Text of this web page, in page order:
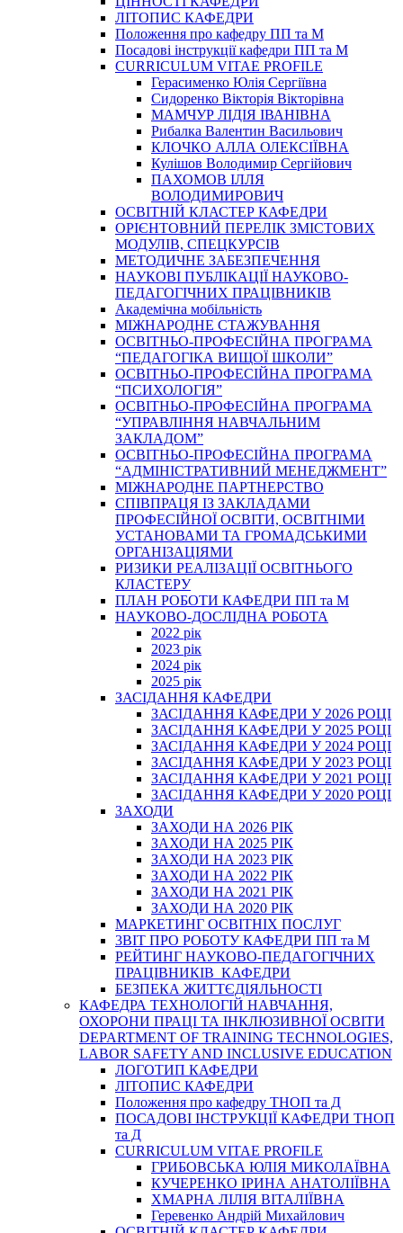
ЛІТОПИС КАФЕДРИ
Положення про кафедру ПП та М
Посадові інструкції кафедри ПП та М
CURRICULUM VITAE PROFILE
Герасименко Юлія Сергіївна
Сидоренко Вікторія Вікторівна
МАМЧУР ЛІДІЯ ІВАНІВНА
Рибалка Валентин Васильович
КЛОЧКО АЛЛА ОЛЕКСІЇВНА
Кулішов Володимир Сергійович
ПАХОМОВ ІЛЛЯ
ВОЛОДИМИРОВИЧ
ОСВІТНІЙ КЛАСТЕР КАФЕДРИ
ОРІЄНТОВНИЙ ПЕРЕЛІК ЗМІСТОВИХ
МОДУЛІВ, СПЕЦКУРСІВ
МЕТОДИЧНЕ ЗАБЕЗПЕЧЕННЯ
НАУКОВІ ПУБЛІКАЦІЇ НАУКОВО-
ПЕДАГОГІЧНИХ ПРАЦІВНИКІВ
Академічна мобільність
МІЖНАРОДНЕ СТАЖУВАННЯ
ОСВІТНЬО-ПРОФЕСІЙНА ПРОГРАМА
“ПЕДАГОГІКА ВИЩОЇ ШКОЛИ”
ОСВІТНЬО-ПРОФЕСІЙНА ПРОГРАМА
“ПСИХОЛОГІЯ”
ОСВІТНЬО-ПРОФЕСІЙНА ПРОГРАМА
“УПРАВЛІННЯ НАВЧАЛЬНИМ
ЗАКЛАДОМ”
ОСВІТНЬО-ПРОФЕСІЙНА ПРОГРАМА
“АДМІНІСТРАТИВНИЙ МЕНЕДЖМЕНТ”
МІЖНАРОДНЕ ПАРТНЕРСТВО
СПІВПРАЦЯ ІЗ ЗАКЛАДАМИ
ПРОФЕСІЙНОЇ ОСВІТИ, ОСВІТНІМИ
УСТАНОВАМИ ТА ГРОМАДСЬКИМИ
ОРГАНІЗАЦІЯМИ
РИЗИКИ РЕАЛІЗАЦІЇ ОСВІТНЬОГО
КЛАСТЕРУ
ПЛАН РОБОТИ КАФЕДРИ ПП та М
НАУКОВО-ДОСЛІДНА РОБОТА
2022 рік
2023 рік
2024 рік
2025 рік
ЗАСІДАННЯ КАФЕДРИ
ЗАСІДАННЯ КАФЕДРИ У 2026 РОЦІ
ЗАСІДАННЯ КАФЕДРИ У 2025 РОЦІ
ЗАСІДАННЯ КАФЕДРИ У 2024 РОЦІ
ЗАСІДАННЯ КАФЕДРИ У 2023 РОЦІ
ЗАСІДАННЯ КАФЕДРИ У 2021 РОЦІ
ЗАСІДАННЯ КАФЕДРИ У 2020 РОЦІ
ЗАХОДИ
ЗАХОДИ НА 2026 РІК
ЗАХОДИ НА 2025 РІК
ЗАХОДИ НА 2023 РІК
ЗАХОДИ НА 2022 РІК
ЗАХОДИ НА 2021 РІК
ЗАХОДИ НА 2020 РІК
МАРКЕТИНГ ОСВІТНІХ ПОСЛУГ
3BIT ПРО РОБОТУ КАФЕДРИ ПП та М
РЕЙТИНГ НАУКОВО-ПЕДАГОГІЧНИХ
ПРАЦІВНИКІВ КАФЕДРИ
БЕЗПЕКА ЖИТТЄДІЯЛЬНОСТІ
КАФЕДРА ТЕХНОЛОГІЙ НАВЧАННЯ,
ОХОРОНИ ПРАЦІ ТА ІНКЛЮЗИВНОЇ ОСВІТИ
DEPARTMENT OF TRAINING TECHNOLOGIES,
LABOR SAFETY AND INCLUSIVE EDUCATION
ЛОГОТИП КАФЕДРИ
ЛІТОПИС КАФЕДРИ
Положення про кафедру ТНОП та Д
ПОСАДОВІ ІНСТРУКЦІЇ КАФЕДРИ ТНОП
та Д
CURRICULUM VITAE PROFILE
ГРИБОВСЬКА ЮЛІЯ МИКОЛАЇВНА
КУЧЕРЕНКО ІРИНА АНАТОЛІЇВНА
ХМАРНА ЛІЛІЯ ВІТАЛІЇВНА
Геревенко Андрій Михайлович